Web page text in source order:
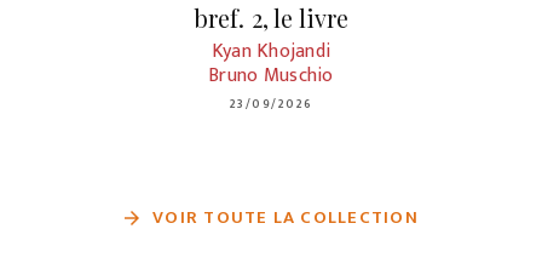
bref. 2, le livre
Kyan Khojandi
Bruno Muschio
23/09/2026
arrow_forward VOIR TOUTE LA COLLECTION